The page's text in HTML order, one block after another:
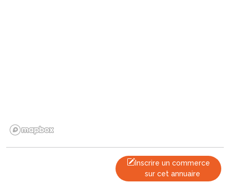
Inscrire un commerce
sur cet annuaire